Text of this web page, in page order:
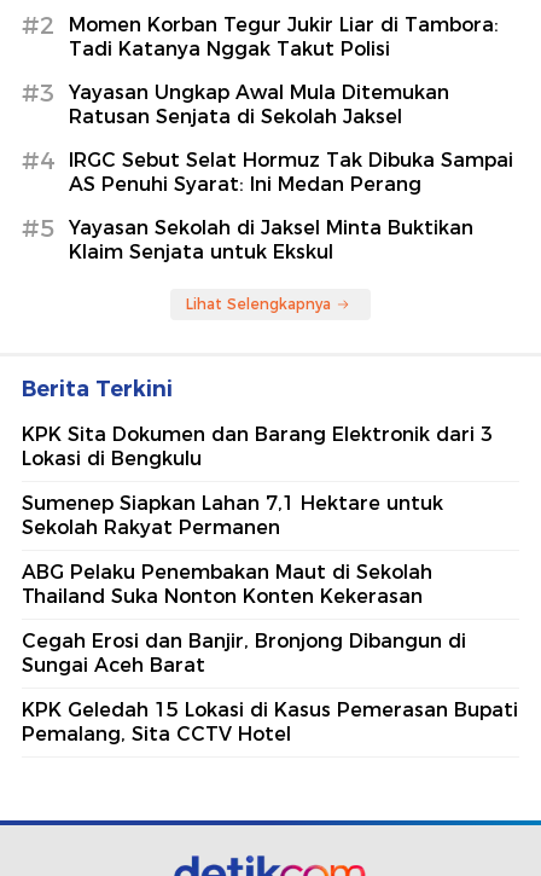
#2
Momen Korban Tegur Jukir Liar di Tambora:
Tadi Katanya Nggak Takut Polisi
#3
Yayasan Ungkap Awal Mula Ditemukan
Ratusan Senjata di Sekolah Jaksel
#4
IRGC Sebut Selat Hormuz Tak Dibuka Sampai
AS Penuhi Syarat: Ini Medan Perang
#5
Yayasan Sekolah di Jaksel Minta Buktikan
Klaim Senjata untuk Ekskul
Lihat Selengkapnya
Berita Terkini
KPK Sita Dokumen dan Barang Elektronik dari 3
Lokasi di Bengkulu
Sumenep Siapkan Lahan 7,1 Hektare untuk
Sekolah Rakyat Permanen
ABG Pelaku Penembakan Maut di Sekolah
Thailand Suka Nonton Konten Kekerasan
Cegah Erosi dan Banjir, Bronjong Dibangun di
Sungai Aceh Barat
KPK Geledah 15 Lokasi di Kasus Pemerasan Bupati
Pemalang, Sita CCTV Hotel